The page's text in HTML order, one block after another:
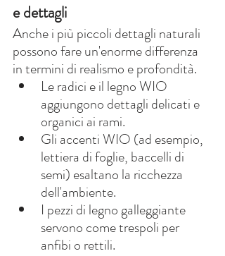
e dettagli
Anche i più piccoli dettagli naturali
possono fare un'enorme differenza
in termini di realismo e profondità.
Le radici e il legno WIO
aggiungono dettagli delicati e
organici ai rami.
Gli accenti WIO (ad esempio,
lettiera di foglie, baccelli di
semi) esaltano la ricchezza
dell'ambiente.
I pezzi di legno galleggiante
servono come trespoli per
anfibi o rettili.